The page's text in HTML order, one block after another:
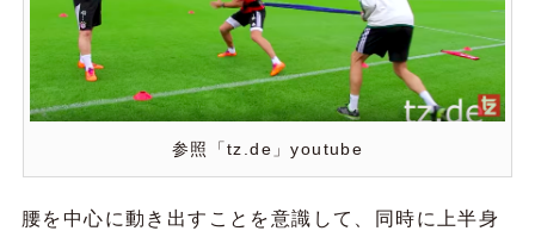
参照「tz.de」youtube
腰を中心に動き出すことを意識して、同時に上半身